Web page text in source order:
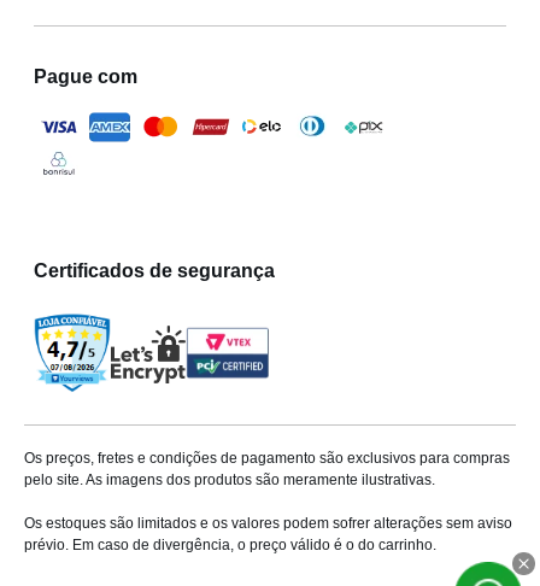
Pague com
Certificados de segurança
Os preços, fretes e condições de pagamento são exclusivos para compras
pelo site. As imagens dos produtos são meramente ilustrativas.
Os estoques são limitados e os valores podem sofrer alterações sem aviso
prévio. Em caso de divergência, o preço válido é o do carrinho.